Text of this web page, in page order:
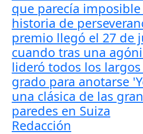
que parecía
historia de
premio llegó el 27 de
cuando tras una
lideró todos los
grado para anotarse
una clásica de las
paredes en Suiza
Redacción